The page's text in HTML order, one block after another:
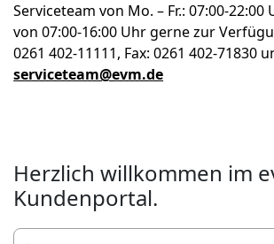
Herzlich willkommen im
Kundenportal.
Serviceteam von Mo. – Fr.: 07:00-22:00
von 07:00-16:00 Uhr gerne zur
0261 402-11111, Fax: 0261 402-71830
serviceteam@evm.de